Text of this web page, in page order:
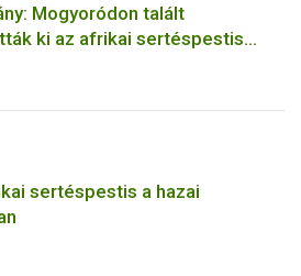
Mogyoródon talált
ki az afrikai sertéspestis
sertéspestis a hazai